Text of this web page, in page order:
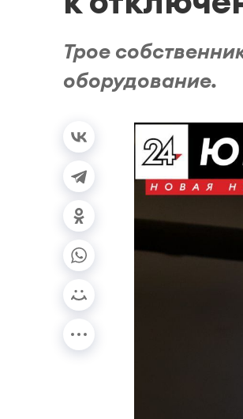
Трое
оборудование.